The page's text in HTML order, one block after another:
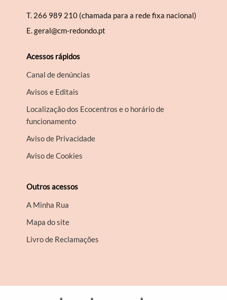
T. 266 989 210 (chamada para a rede fixa nacional)
E.geral@cm-redondo.pt
Acessos rápidos
Canal de denúncias
Avisos e Editais
Localização dos Ecocentros e o horário de
funcionamento
Aviso de Privacidade
Aviso de Cookies
Outros acessos
A Minha Rua
Mapa do site
Livro de Reclamações